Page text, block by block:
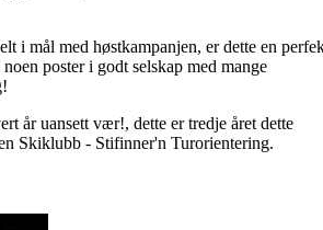
i mål med høstkampanjen, er dette en
poster i godt selskap med mange
år uansett vær!, dette er tredje året dette
Skiklubb - Stifinner'n Turorientering.